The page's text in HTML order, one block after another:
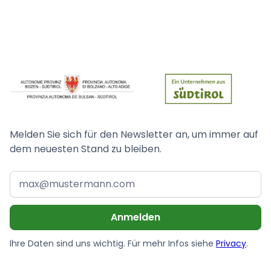
Melden Sie sich für den Newsletter an, um immer auf
dem neuesten Stand zu bleiben.
Ihre Daten sind uns wichtig. Für mehr Infos siehe Privacy.